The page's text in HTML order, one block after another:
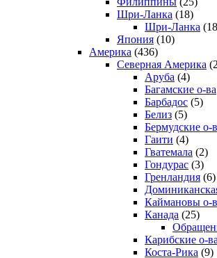
Шри-Ланка (18)
Шри-Ланка
Япония (10)
Америка (436)
Северная Америка
Аруба (4)
Багамские о-ва
Барбадос (5)
Белиз (5)
Бермудские о-
Гаити (4)
Гватемала (2)
Гондурас (3)
Гренландия (6)
Каймановы о-
Канада (25)
Карибские о-ва
Коста-Рика (9)